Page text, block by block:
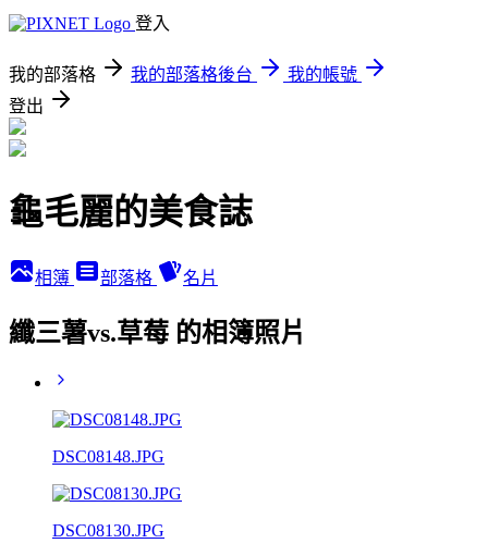
登入
我的部落格 我的部落格後台
我的帳號
登出
龜毛麗的美食誌
相簿 部落格 名片
纖三薯vs.草莓 的相簿照片
DSC08148.JPG
DSC08130.JPG